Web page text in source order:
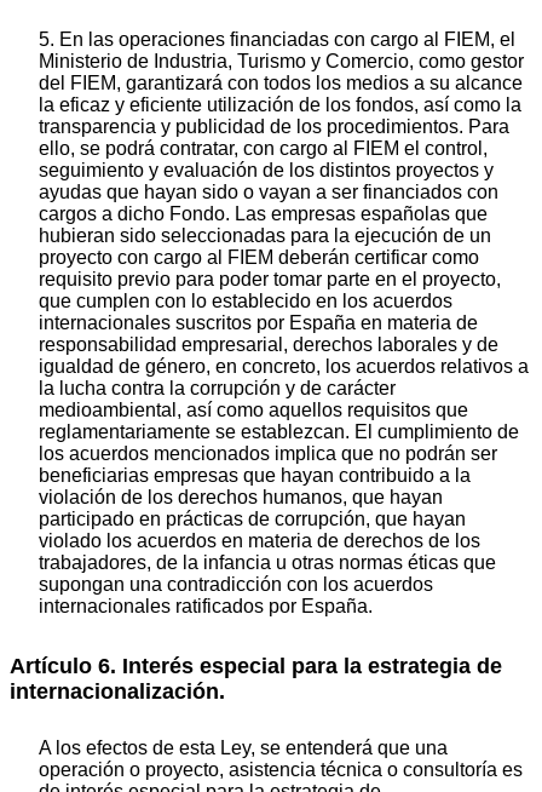
5. En las operaciones financiadas con cargo al FIEM, el
Ministerio de Industria, Turismo y Comercio, como gestor
del FIEM, garantizará con todos los medios a su alcance
la eficaz y eficiente utilización de los fondos, así como la
transparencia y publicidad de los procedimientos. Para
ello, se podrá contratar, con cargo al FIEM el control,
seguimiento y evaluación de los distintos proyectos y
ayudas que hayan sido o vayan a ser financiados con
cargos a dicho Fondo. Las empresas españolas que
hubieran sido seleccionadas para la ejecución de un
proyecto con cargo al FIEM deberán certificar como
requisito previo para poder tomar parte en el proyecto,
que cumplen con lo establecido en los acuerdos
internacionales suscritos por España en materia de
responsabilidad empresarial, derechos laborales y de
igualdad de género, en concreto, los acuerdos relativos a
la lucha contra la corrupción y de carácter
medioambiental, así como aquellos requisitos que
reglamentariamente se establezcan. El cumplimiento de
los acuerdos mencionados implica que no podrán ser
beneficiarias empresas que hayan contribuido a la
violación de los derechos humanos, que hayan
participado en prácticas de corrupción, que hayan
violado los acuerdos en materia de derechos de los
trabajadores, de la infancia u otras normas éticas que
supongan una contradicción con los acuerdos
internacionales ratificados por España.
Artículo 6. Interés especial para la estrategia de
internacionalización.
A los efectos de esta Ley, se entenderá que una
operación o proyecto, asistencia técnica o consultoría es